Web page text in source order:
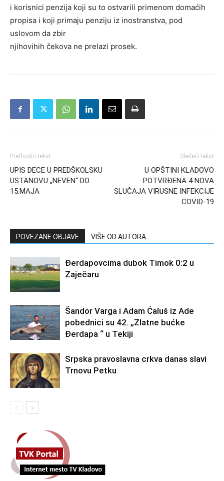
i korisnici penzija koji su to ostvarili primenom domaćih
propisa i koji primaju penziju iz inostranstva, pod
uslovom da zbir
njihovihih čekova ne prelazi prosek.
Prethodni tekst
UPIS DECE U PREDŠKOLSKU
USTANOVU „NEVEN“ DO
15.MAJA
Sledeći tekst
U OPŠTINI KLADOVO
POTVRĐENA 4 NOVA
SLUČAJA VIRUSNE INFEKCIJE
COVID-19
POVEZANE OBJAVE VIŠE OD AUTORA
Đerdapovcima dubok Timok 0:2 u
Zaječaru
Šandor Varga i Adam Ćaluš iz Ade
pobednici su 42. „Zlatne bućke
Đerdapa “ u Tekiji
Srpska pravoslavna crkva danas slavi
Trnovu Petku